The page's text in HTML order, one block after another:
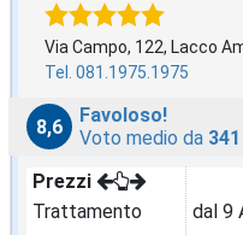
Via Campo, 122, Lacco
Tel. 081.1975.1975
8,6
Favoloso!
Voto medio da 341
Prezzi
Trattamento
dal 9